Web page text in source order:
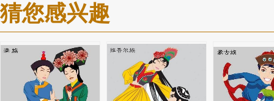
猜您感兴趣